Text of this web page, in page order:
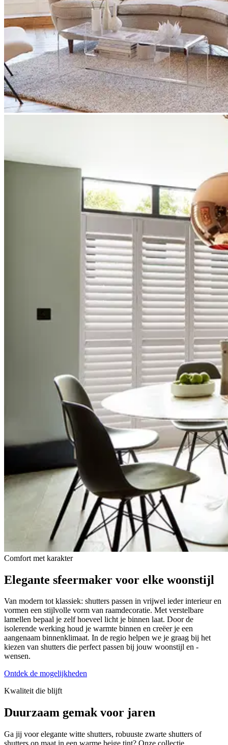
Comfort met karakter
Elegante sfeermaker voor elke woonstijl
Van modern tot klassiek: shutters passen in vrijwel ieder interieur en
vormen een stijlvolle vorm van raamdecoratie. Met verstelbare
lamellen bepaal je zelf hoeveel licht je binnen laat. Door de
isolerende werking houd je warmte binnen en creëer je een
aangenaam binnenklimaat. In de regio helpen we je graag bij het
kiezen van shutters die perfect passen bij jouw woonstijl en -
wensen.
Ontdek de mogelijkheden
Kwaliteit die blijft
Duurzaam gemakvoor jaren
Ga jij voor elegante witte shutters, robuuste zwarte shutters of